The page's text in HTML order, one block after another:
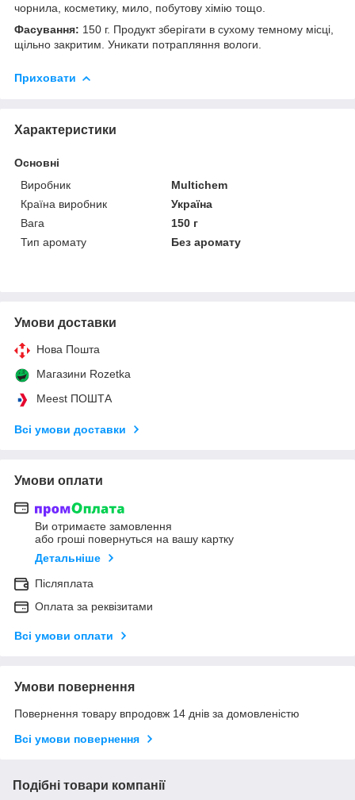
чорнила, косметику, мило, побутову хімію тощо.
Фасування: 150 г. Продукт зберігати в сухому темному місці,
щільно закритим. Уникати потрапляння вологи.
Приховати
Характеристики
Основні
Виробник
Multichem
Країна виробник
Україна
Вага
150 г
Тип аромату
Без аромату
Умови доставки
Нова Пошта
Магазини Rozetka
Meest ПОШТА
Всі умови доставки
Умови оплати
Ви отримаєте замовлення
або гроші повернуться на вашу картку
Детальніше
Післяплата
Оплата за реквізитами
Всі умови оплати
Умови повернення
Повернення товару впродовж 14 днів за домовленістю
Всі умови повернення
Подібні товари компанії